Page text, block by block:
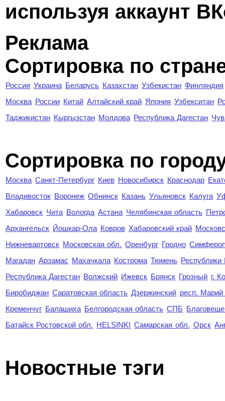
используя аккаунт
Реклама
Сортировка по
Россия Украина Беларусь Казахстан Узбекистан Финляндия
Москва России Китай Алтайский край Япония Узбекситан
Таджикистан Кыргызстан Молдова Республика Дагестан
Cортировка по
Москва Санкт-Петербург Киев Новосибирск Краснодар
Владивосток Воронеж Обнинск Казань Ульяновск Калуга
Хабаровск Чита Вологда Астана Челябинская область
Архангельск Йошкар-Ола Ковров Хабаровский край
Нижневартовск Московская обл. Оренбург Гродно
Магадан Арзамас Махачкала Кострома Тюмень Республики
Республика Дагестан Волжский Ижевск Брянск Грозный г.
Биробиджан Саратовская область Дзержинский респ.
Кременчуг Балашиха Белгородская область СПБ
Батайск Ростовской обл. HELSINKI Самарская обл. Орск
Новостные тэги